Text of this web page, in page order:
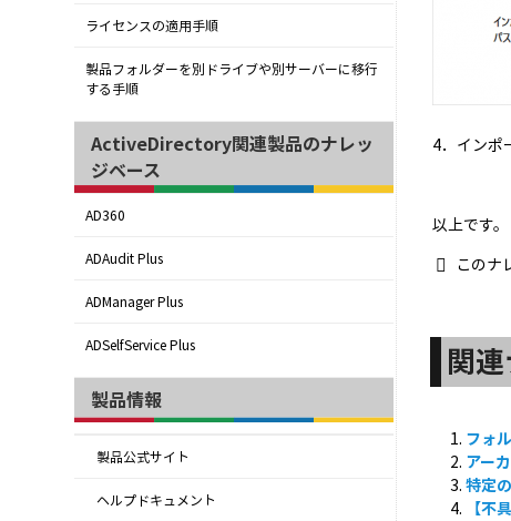
ライセンスの適用手順
製品フォルダーを別ドライブや別サーバーに移行
する手順
ActiveDirectory関連製品のナレッ
ジベース
AD360
ADAudit Plus
ADManager Plus
ADSelfService Plus
製品情報
製品公式サイト
ヘルプドキュメント
4．インポ
以上です。
このナ
関
フォ
アー
特定
【不